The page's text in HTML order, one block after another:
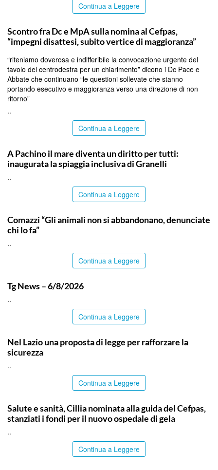
Continua a Leggere
Scontro fra Dc e MpA sulla nomina al Cefpas,
“impegni disattesi, subito vertice di maggioranza”
“riteniamo doverosa e indifferibile la convocazione urgente del
tavolo del centrodestra per un chiarimento” dicono i Dc Pace e
Abbate che continuano “le questioni sollevate che stanno
portando esecutivo e maggioranza verso una direzione di non
ritorno”
..
Continua a Leggere
A Pachino il mare diventa un diritto per tutti:
inaugurata la spiaggia inclusiva di Granelli
..
Continua a Leggere
Comazzi “Gli animali non si abbandonano, denunciate
chi lo fa”
..
Continua a Leggere
Tg News – 6/8/2026
..
Continua a Leggere
Nel Lazio una proposta di legge per rafforzare la
sicurezza
..
Continua a Leggere
Salute e sanità, Cillia nominata alla guida del Cefpas,
stanziati i fondi per il nuovo ospedale di gela
..
Continua a Leggere